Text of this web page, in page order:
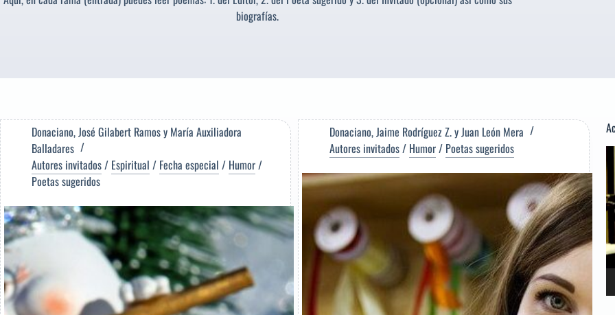
biografías.
Donaciano,José Gilabert Ramosy María Auxiliadora
Balladares
Autores invitados/ Espiritual / Fecha especial / Humor/
Poetas sugeridos
Donaciano,Jaime Rodríguez Z.yJuan León Mera
Autores invitados/ Humor/ Poetas sugeridos
de